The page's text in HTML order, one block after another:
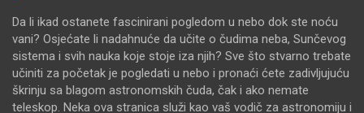
Da li ikad ostanete fascinirani pogledom u nebo dok ste noću
vani? Osjećate li nadahnuće da učite o čudima neba, Sunčevog
sistema i svih nauka koje stoje iza njih? Sve što stvarno trebate
učiniti za početak je pogledati u nebo i pronaći ćete zadivljujuću
škrinju sa blagom astronomskih čuda, čak i ako nemate
teleskop. Neka ova stranica služi kao vaš vodič za astronomiju i